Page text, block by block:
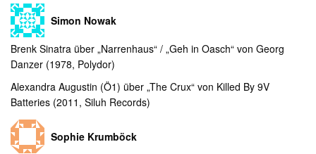
Simon Nowak
Brenk Sinatra über „Narrenhaus“ / „Geh in Oasch“ von Georg
Danzer (1978, Polydor)
Alexandra Augustin (Ö1) über „The Crux“ von Killed By 9V
Batteries (2011, Siluh Records)
Sophie Krumböck